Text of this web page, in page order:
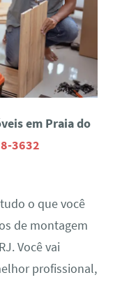
em Praia do
3632
o que você
de montagem
Você vai
profissional,